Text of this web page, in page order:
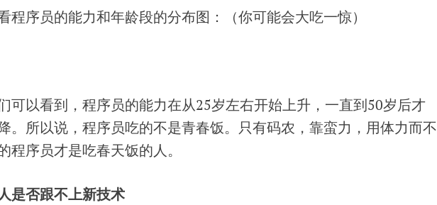
程序员的能力和年龄段的分布图：（你可能会大吃一惊）
可以看到，程序员的能力在从25岁左右开始上升，一直到50岁后才
。所以说，程序员吃的不是青春饭。只有码农，靠蛮力，用体力而不
程序员才是吃春天饭的人。
是否跟不上新技术